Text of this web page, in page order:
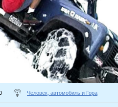
Человек, автомобиль и Гора